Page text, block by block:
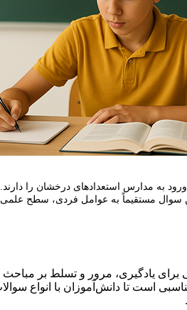
مدارس استعدادهای درخشان را دارند.
مستقیماً به عوامل فردی، سطح
یادگیری، مرور و تسلط بر
است تا دانش‌آموزان با انواع